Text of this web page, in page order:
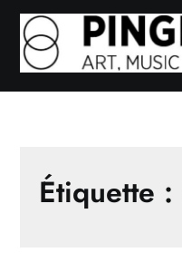
Skip
content
Étiquette :